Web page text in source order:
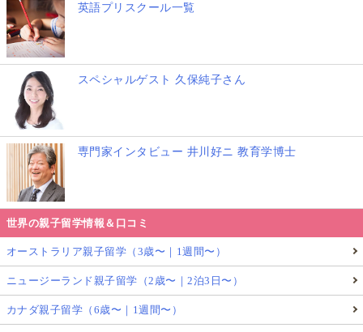
英語プリスクール一覧
スペシャルゲスト 久保純子さん
専門家インタビュー 井川好ニ 教育学博士
世界の親子留学情報＆口コミ
オーストラリア親子留学（3歳〜｜1週間〜）
ニュージーランド親子留学（2歳〜｜2泊3日〜）
カナダ親子留学（6歳〜｜1週間〜）